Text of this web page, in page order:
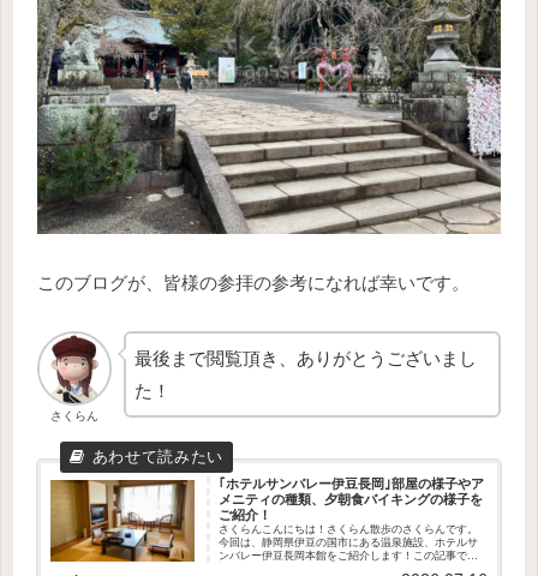
このブログが、皆様の参拝の参考になれば幸いです。
さくらん
最後まで閲覧頂き、ありがとうございまし
た！
｢ホテルサンバレー伊豆長岡｣部屋の様子やア
メニティの種類、夕朝食バイキングの様子を
ご紹介！
さくらんこんにちは！さくらん散歩のさくらんです。
今回は、静岡県伊豆の国市にある温泉施設、ホテルサ
ンバレー伊豆長岡本館をご紹介します！この記事で分